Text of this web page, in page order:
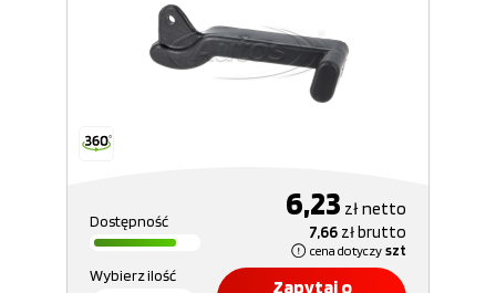
Dostępność 6,23 złnetto
7,66 złbrutto
cena dotyczy szt
Wybierz ilość
Zapytaj o